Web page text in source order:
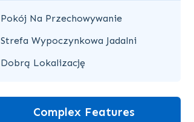
Pokój Na Przechowywanie
Strefa Wypoczynkowa Jadalni
Dobrą Lokalizację
Complex Features